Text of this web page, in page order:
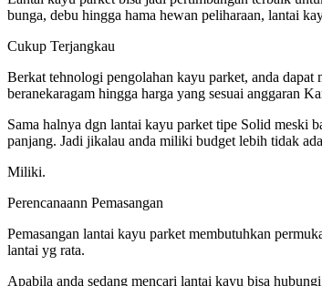
bunga, debu hingga hama hewan peliharaan, lantai
Cukup Terjangkau
Berkat tehnologi pengolahan kayu parket, anda
beranekaragam hingga harga yang sesuai anggaran
Sama halnya dgn lantai kayu parket tipe Solid meski
panjang. Jadi jikalau anda miliki budget lebih tidak
Miliki.
Perencanaann Pemasangan
Pemasangan lantai kayu parket membutuhkan
lantai yg rata.
Apabila anda sedang mencari lantai kayu bisa